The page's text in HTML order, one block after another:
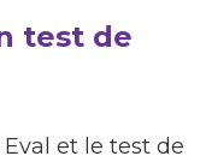
test de
et le test de